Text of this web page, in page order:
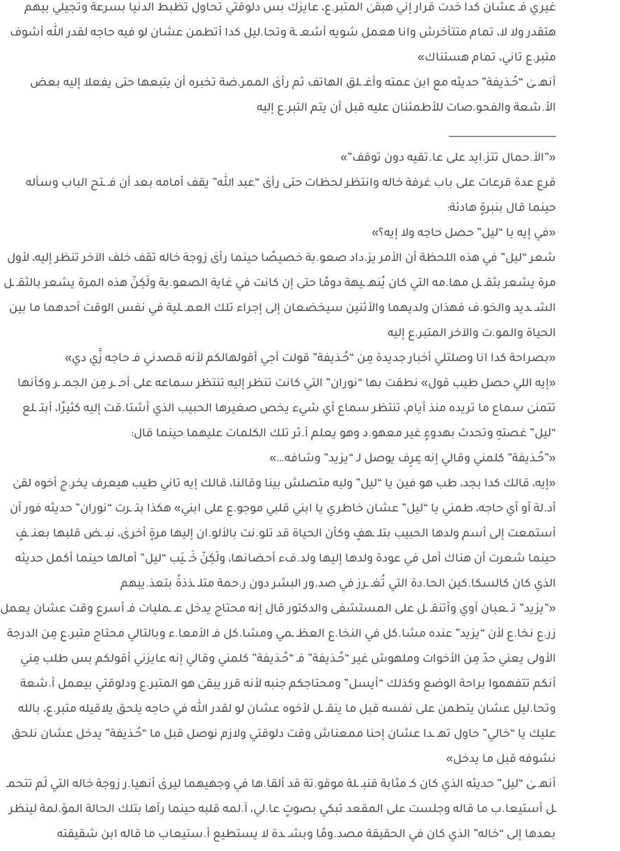
غيري فـ عشان كدا خدت قرار إني هبقىٰ المتبر.ع، عايزك بس دلوقتي تحاول تظبط الدنيا بسرعة وتجيلي بيهم
هتقدر ولا لا، تمام متتأخرش وانا هعمل شويه أشعـ ـة وتحا.ليل كدا أتطمن عشان لو فيه حاجه لقدر الله أشوف
متبر.ع تاني، تمام هستناك»
أنهـ ـىٰ “حُـذيفة” حديثه مع ابن عمته وأغـ ـلق الهاتف ثم رأىٰ الممر.ضة تخبره أن يتبعها حتى يفعلا إليه بعض
الأ.شعة والفحو.صات للأطمئنان عليه قبل أن يتم التبر.ع إليه
______________________
«”الأ.حمال تتز.ايد على عا.تقيه دون توقف”»
قرع عدة قرعات على باب غرفة خاله وانتظر لحظات حتى رأىٰ “عبد الله” يقف أمامه بعد أن فـ ـتح الباب وسأله
حينما قال بنبرةٍ هادئة:
«في إيه يا “ليل” حصل حاجه ولا إيه؟»
شعر “ليل” في هذه اللحظة أن الأمر يز.داد صعو.بة خصيصًا حينما رأىٰ زوجة خاله تقف خلف الآخر تنظر إليه، لأول
مرة يشعر بثقـ ـل مها.مه التي كان يُنهـ ـيهة دومًا حتى إن كانت في غاية الصعو.بة ولَكِنّ هذه المرة يشعر بالثقـ ـل
الشـ ـديد والخو.ف فهذان ولديهما والأثنين سيخضعان إلى إجراء تلك العمـ ـلية في نفس الوقت أحدهما ما بين
الحياة والمو.ت والآخر المتبر.ع إليه
«بصراحة كدا انا وصلتلي أخبار جديدة مِن “حُـذيفة” قولت أجي أقولهالكم لأنه قصدني فـ حاجه زَّي دي»
«إيه اللي حصل طيب قول» نطقت بها “نوران” التي كانت تنظر إليه تنتظر سماعه على أحـ ـر مِن الجمـ ـر وكأنها
تتمنىٰ سماع ما تريده منذ أيام، تنتظر سماع أي شيء يخص صغيرها الحبيب الذي أشتا.قت إليه كثيرًا، أبتـ ـلع
“ليل” غصتهِ وتحدث بهدوءٍ غير معهو.د وهو يعلم أ.ثر تلك الكلمات عليهما حينما قال:
«”حُـذيفة” كلمني وقالي إنه عِرِف يوصل لـ “يزيد” وشافه…»
«إيه، قالك كدا بجد، طب هو فين يا “ليل” وليه متصلش بينا وقالنا، قالك إيه تاني طيب هيعرف يخر.ج أخوه لقىٰ
أد.لة أو أي حاجه، طمني يا “ليل” عشان خاطري يا ابني قلبي موجو.ع على ابني» هكذا بتـ ـرت “نوران” حديثه فور أن
أستمعت إلى أسم ولدها الحبيب بتلـ ـهفٍ وكأن الحياة قد تلو.نت بالألو.ان إليها مرةٍ أخرىٰ، نبـ ـض قلبها بعنـ ـفٍ
حينما شعرت أن هناك أمل في عودة ولدها إليها ولد.فء أحضانها، ولَكِنّ خَـ ـيَب “ليل” أمالها حينما أكمل حديثه
الذي كان كالسكا.كين الحا.دة التي تُغـ ـرز في صد.ور البشر دون ر.حمة متلـ ـذذةً بتعذ.يبهم
«”يزيد” تـ ـعبان أوي وأتنقـ ـل على المستشفى والدكتور قال إنه محتاج يدخل عـ ـمليات فـ أسرع وقت عشان يعمل
زر.ع نخا.ع لأن “يزيد” عنده مشا.كل في النخا.ع العظـ ـمي ومشا.كل فـ الأمعا.ء وبالتالي محتاج متبر.ع مِن الدرجة
الأولى يعني حدّ مِن الأخوات وملهوش غير “حُـذيفة” فـ “حُـذيفة” كلمني وقالي إنه عايزني أقولكم بس طلب مِني
أنكم تتفهموا براحة الوضع وكذلك “أيسل” ومحتاجكم جنبه لأنه قرر يبقىٰ هو المتبر.ع ودلوقتي بيعمل أ.شعة
وتحا.ليل عشان يتطمن على نفسه قبل ما ينقـ ـل لأخوه عشان لو لقدر الله في حاجه يلحق يلاقيله متبر.ع، بالله
عليك يا “خالي” حاول تهـ ـدا عشان إحنا ممعناش وقت دلوقتي ولازم نوصل قبل ما “حُـذيفة” يدخل عشان نلحق
نشوفه قبل ما يدخل»
أنهـ ـىٰ “ليل” حديثه الذي كان كـ مثابة قنبـ ـلة موقو.تة قد ألقا.ها في وجهيهما ليرىٰ أنهيا.ر زوجة خاله التي لَم تتحمـ
ـل أستيعا.ب ما قاله وجلست على المقعد تبكي بصوتٍ عا.لي، آ.لمه قلبه حينما رأها بتلك الحالة المؤ.لمة لينظر
بعدها إلى “خاله” الذي كان في الحقيقة مصد.ومًا وبشـ ـدة لا يستطيع أ.ستيعاب ما قاله ابن شقيقته